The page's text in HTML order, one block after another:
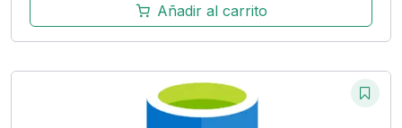
Añadir al carrito